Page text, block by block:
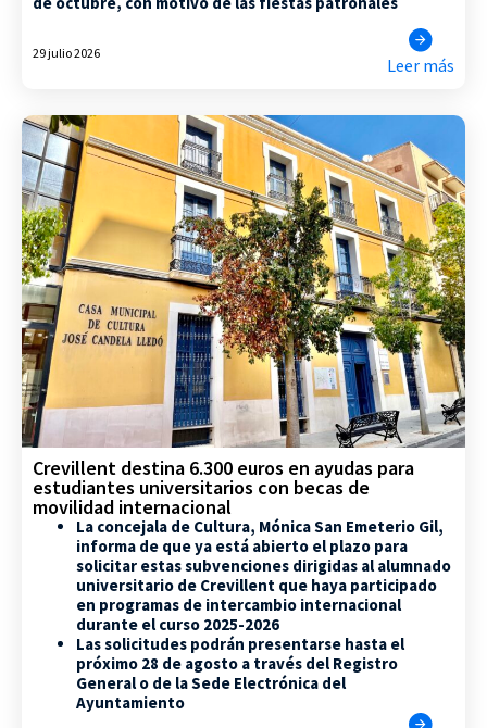
29 julio 2026
Leer más
Crevillent destina 6.300 euros en ayudas para
estudiantes universitarios con becas de
movilidad internacional
La concejala de Cultura, Mónica San Emeterio Gil,
informa de que ya está abierto el plazo para
solicitar estas subvenciones dirigidas al alumnado
universitario de Crevillent que haya participado
en programas de intercambio internacional
durante el curso 2025-2026
Las solicitudes podrán presentarse hasta el
próximo 28 de agosto a través del Registro
General o de la Sede Electrónica del
Ayuntamiento